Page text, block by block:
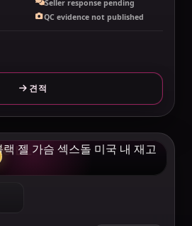
Seller response pending
QC evidence not published
견적